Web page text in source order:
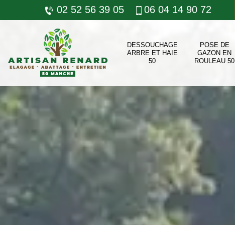
02 52 56 39 05 06 04 14 90 72
DESSOUCHAGE
ARBRE ET HAIE
50
POSE DE
GAZON EN
ROULEAU 50